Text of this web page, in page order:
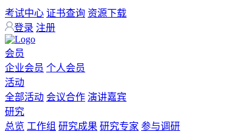
考试中心 证书查询 资源下载
登录 注册
会员
企业会员 个人会员
活动
全部活动 会议合作 演讲嘉宾
研究
总览 工作组 研究成果 研究专家 参与调研